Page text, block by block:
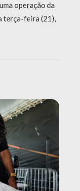
operação da
terça-feira (21),